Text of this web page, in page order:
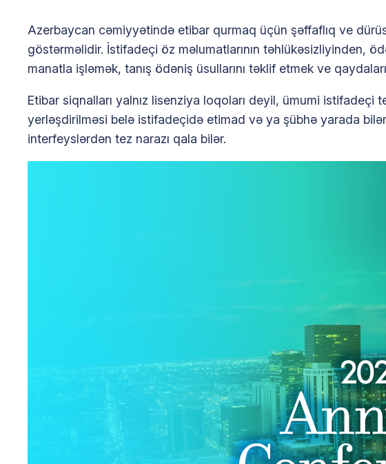
Azerbaycan cəmiyyətində etibar qurmaq üçün şəffaflıq ve
göstərməlidir. İstifadeçi öz məlumatlarının təhlükəsizliyinden,
manatla işləmək, tanış ödəniş üsullarını təklif etmek ve
Etibar siqnalları yalnız lisenziya loqoları deyil, ümumi
yerləşdirilməsi belə istifadeçidə etimad və ya şübhə yarada
interfeyslərdən tez narazı qala bilər.